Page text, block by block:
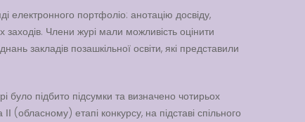
електронного портфоліо: анотацію досвіду,
заходів. Члени журі мали можливість оцінити
закладів позашкільної освіти, які представили
було підбито підсумки та визначено чотирьох
етапі конкурсу, на підставі спільного